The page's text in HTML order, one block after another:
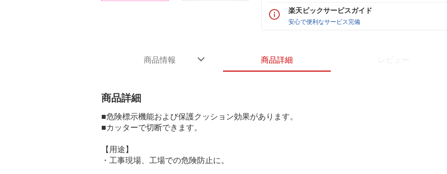
楽天ビックサービスガイド
安心で便利なサービス完備
商品情報 商品詳細
商品詳細
■危険標示機能および保護クッション効果があります。
■カッターで切断できます。
【用途】
・工事現場、工場での危険防止に。